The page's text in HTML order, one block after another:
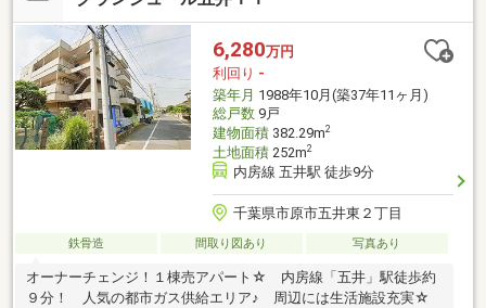
6,280万円
利回り -
築年月 1988年10月(築37年11ヶ月)
総戸数9戸
建物面積382.29m2
土地面積252m2
内房線 五井駅 徒歩9分
千葉県市原市五井東２丁目
鉄骨造 間取り図あり 写真あり
オーナーチェンジ！１棟売アパート☆ 内房線「五井」駅徒歩約
９分！ 人気の都市ガス供給エリア♪ 周辺には生活施設充実☆